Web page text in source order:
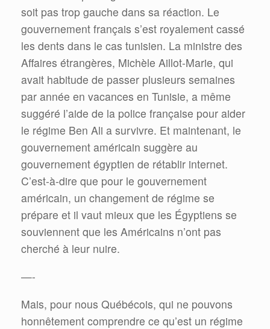
soit pas trop gauche dans sa réaction. Le
gouvernement français s’est royalement cassé
les dents dans le cas tunisien. La ministre des
Affaires étrangères, Michèle Aillot-Marie, qui
avait habitude de passer plusieurs semaines
par année en vacances en Tunisie, a même
suggéré l’aide de la police française pour aider
le régime Ben Ali a survivre. Et maintenant, le
gouvernement américain suggère au
gouvernement égyptien de rétablir internet.
C’est-à-dire que pour le gouvernement
américain, un changement de régime se
prépare et il vaut mieux que les Égyptiens se
souviennent que les Américains n’ont pas
cherché à leur nuire.
—-
Mais, pour nous Québécois, qui ne pouvons
honnêtement comprendre ce qu’est un régime